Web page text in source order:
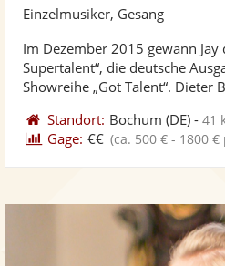
Einzelmusiker, Gesang
Im Dezember 2015 gewann Jay
Supertalent“, die deutsche
Showreihe „Got Talent“. Dieter
Standort: Bochum (DE) -41
Gage: €€ (ca. 500 € - 1800